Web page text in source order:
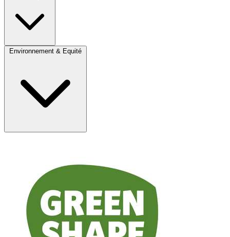
Environnement & Equité